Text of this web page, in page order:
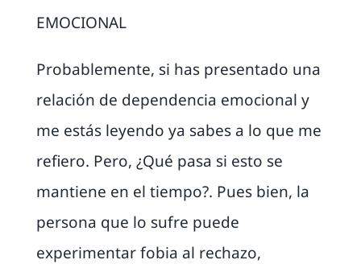
EMOCIONAL
Probablemente, si has presentado una
relación de dependencia emocional y
me estás leyendo ya sabes a lo que me
refiero. Pero, ¿Qué pasa si esto se
mantiene en el tiempo?. Pues bien, la
persona que lo sufre puede
experimentar fobia al rechazo,